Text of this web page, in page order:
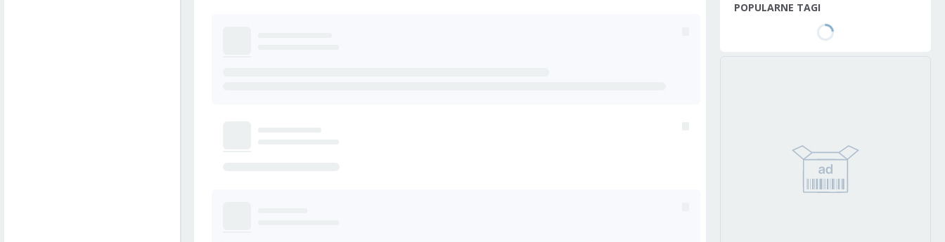
POPULARNE TAGI